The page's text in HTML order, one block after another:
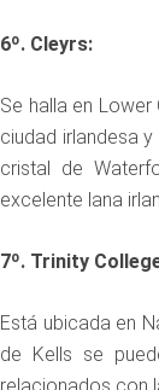
6º. Cleyrs:
Se halla en
ciudad irlandesa
cristal de
excelente lana
7º. Trinity
Está ubicada en
de Kells se